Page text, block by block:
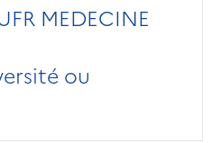
MEDECINE
ou